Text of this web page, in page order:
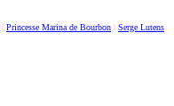
Princesse Marina de Bourbon Serge Lutens